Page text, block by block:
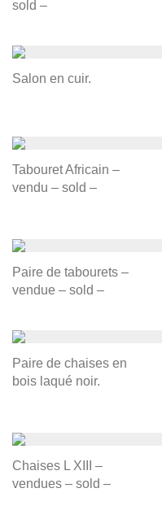
sold –
Salon en cuir.
Tabouret Africain –
vendu – sold –
Paire de tabourets –
vendue – sold –
Paire de chaises en
bois laqué noir.
Chaises L XIII –
vendues – sold –